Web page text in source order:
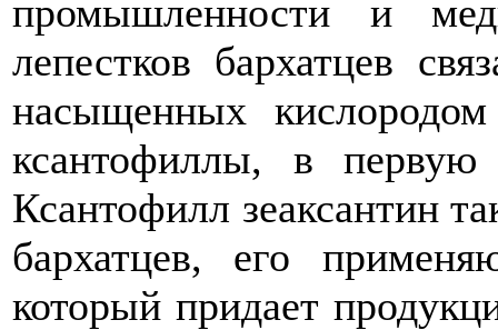
промышленности и
лепестков бархатцев
насыщенных
ксантофиллы, в
Ксантофилл зеаксантин
бархатцев, его
который придает